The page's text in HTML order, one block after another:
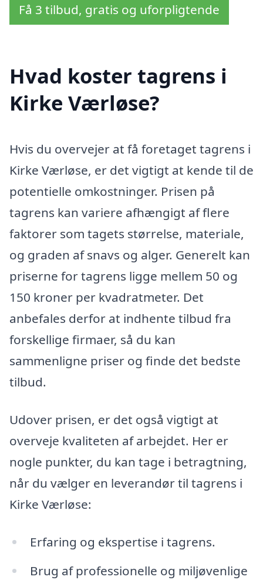
Få 3 tilbud, gratis og uforpligtende
Hvad koster tagrens i
Kirke Værløse?
Hvis du overvejer at få foretaget tagrens i
Kirke Værløse, er det vigtigt at kende til de
potentielle omkostninger. Prisen på
tagrens kan variere afhængigt af flere
faktorer som tagets størrelse, materiale,
og graden af snavs og alger. Generelt kan
priserne for tagrens ligge mellem 50 og
150 kroner per kvadratmeter. Det
anbefales derfor at indhente tilbud fra
forskellige firmaer, så du kan
sammenligne priser og finde det bedste
tilbud.
Udover prisen, er det også vigtigt at
overveje kvaliteten af arbejdet. Her er
nogle punkter, du kan tage i betragtning,
når du vælger en leverandør til tagrens i
Kirke Værløse:
Erfaring og ekspertise i tagrens.
Brug af professionelle og miljøvenlige